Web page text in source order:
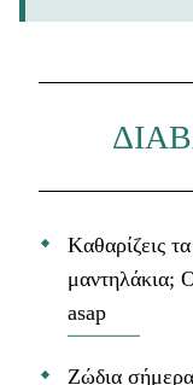
Kαθαρίζεις
μαντηλάκια;
asap
Ζώδια